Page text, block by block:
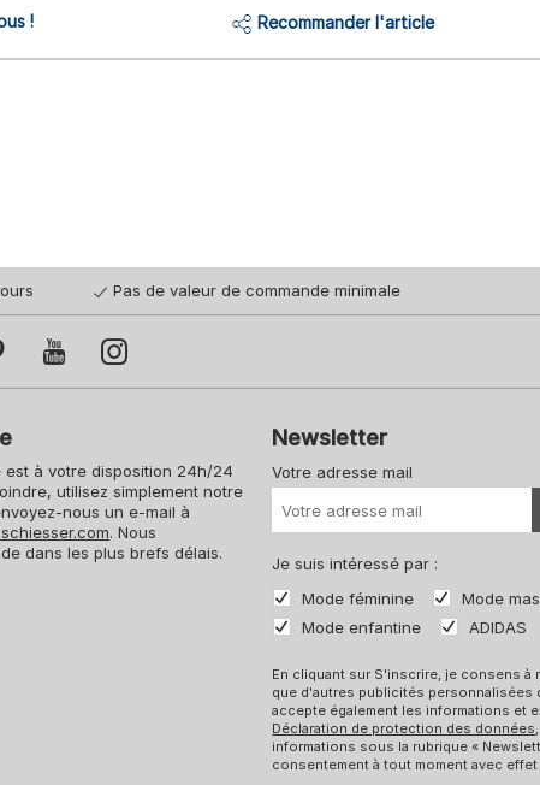
! Recommander l'article
Pas de valeur de commande minimale
à votre disposition 24h/24
utilisez simplement notre
nous un e-mail à
. Nous
dans les plus brefs délais.
Newsletter
Votre adresse mail
Je suis intéressé par :
Mode féminine
Mode
Mode enfantine
ADIDAS
En cliquant sur S'inscrire, je consens à
que d'autres publicités personnalisées
accepte également les informations et
Déclaration de protection des données
informations sous la rubrique «
consentement à tout moment avec effet